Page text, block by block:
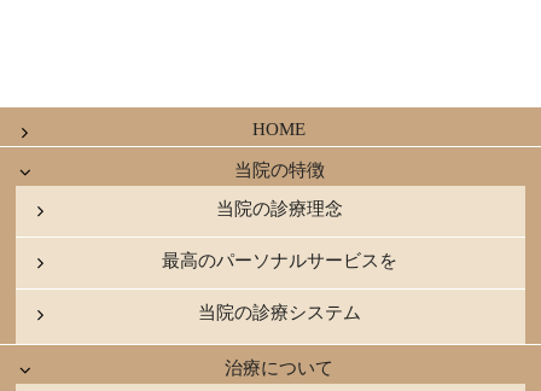
HOME
当院の特徴
当院の診療理念
最高のパーソナルサービスを
当院の診療システム
治療について